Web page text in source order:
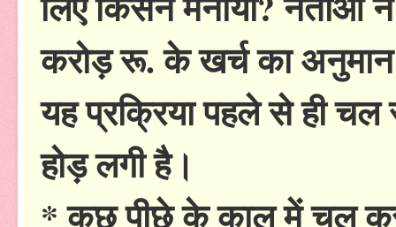
करोड़ रू. के खर्च का
यह प्रक्रिया पहले से ही
होड़ लगी है।
* कुछ पीछे के काल में चल